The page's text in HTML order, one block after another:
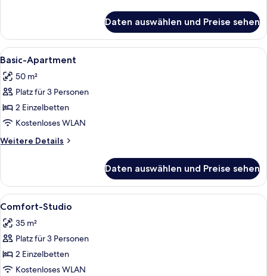
Studio
Daten auswählen und Preise sehen
Alle
Fotos
für
Basic-
Apartment
anzeigen
Ein modernes Wohnzimmer mit
5
Basic-Apartment
50 m²
Platz für 3 Personen
2 Einzelbetten
Kostenloses WLAN
Weitere Details
Weitere
Apartment
Daten auswählen und Preise sehen
Alle
Fotos
für
Comfort-
Studio
anzeigen
Ein Hotelzimmer mit Bett,
7
Comfort-Studio
35 m²
Platz für 3 Personen
2 Einzelbetten
Kostenloses WLAN